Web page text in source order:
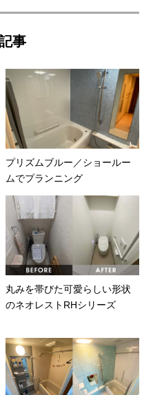
事
プリズムブルー／ショールー
ムでプランニング
丸みを帯びた可愛らしい形状
のネオレストRHシリーズ